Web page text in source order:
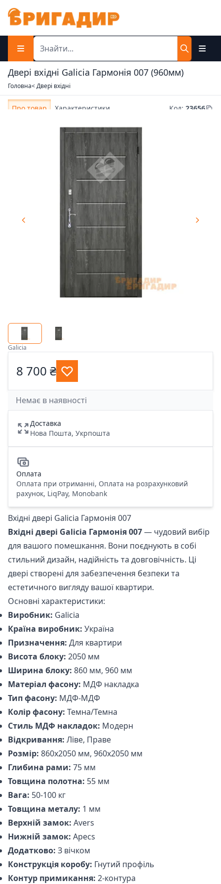
Двері вхідні Galicia Гармонія 007 (960мм)
Головна< Двері вхідні
Про товар Характеристики Код: 23656
Galicia
8 700 ₴
Немає в наявності
Доставка
Нова Пошта, Укрпошта
Оплата
Оплата при отриманні, Оплата на розрахунковий
рахунок, LiqPay, Monobank
Вхідні двері Galicia Гармонія 007
Вхідні двері Galicia Гармонія 007— чудовий вибір
для вашого помешкання. Вони поєднують в собі
стильний дизайн, надійність та довговічність. Ці
двері створені для забезпечення безпеки та
естетичного вигляду вашої квартири.
Основні характеристики:
Виробник: Galicia
Країна виробник: Україна
Призначення: Для квартири
Висота блоку: 2050 мм
Ширина блоку: 860 мм, 960 мм
Матеріал фасону: МДФ накладка
Тип фасону: МДФ-МДФ
Колір фасону: Темна/Темна
Стиль МДФ накладок: Модерн
Відкривання: Ліве, Праве
Розмір: 860x2050 мм, 960x2050 мм
Глибина рами: 75 мм
Товщина полотна: 55 мм
Вага: 50-100 кг
Товщина металу: 1 мм
Верхній замок: Avers
Нижній замок: Apecs
Додатково: З вічком
Конструкція коробу: Гнутий профіль
Контур примикання: 2-контура